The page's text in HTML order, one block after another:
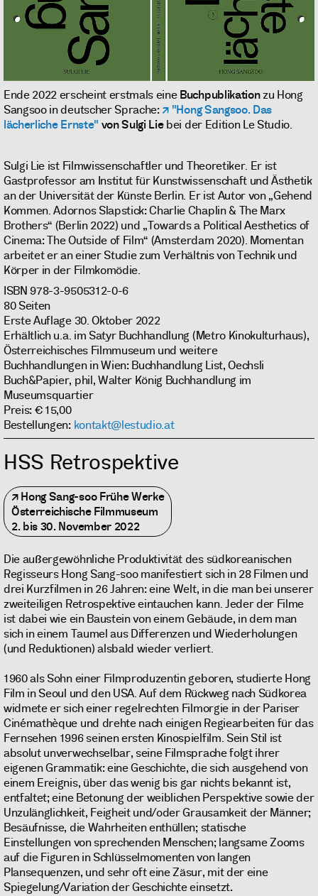
Ende 2022 erscheint erstmals eineBuchpublikationzu Hong
Sangsoo in deutscher Sprache:
"Hong Sangsoo. Das
lächerliche Ernste" von Sulgi Liebei der Edition Le Studio.
Sulgi Lie ist Filmwissenschaftler und Theoretiker. Er ist
Gastprofessor am Institut für Kunstwissenschaft und Ästhetik
an der Universität der Künste Berlin. Er ist Autor von „Gehend
Kommen. Adornos Slapstick: Charlie Chaplin & The Marx
Brothers“ (Berlin 2022) und „Towards a Political Aesthetics of
Cinema: The Outside of Film“ (Amsterdam 2020). Momentan
arbeitet er an einer Studie zum Verhältnis von Technik und
Körper in der Filmkomödie.
ISBN 978-3-9505312-0-6
80 Seiten
Erste Auflage 30. Oktober 2022
Erhältlich u.a. im Satyr Buchhandlung (Metro Kinokulturhaus),
Österreichisches Filmmuseum und weitere
Buchhandlungen in Wien: Buchhandlung List, Oechsli
Buch&Papier, phil, Walter König Buchhandlung im
Museumsquartier
Preis: € 15,00
Bestellungen: kontakt@lestudio.at
HSS Retrospektive
Hong Sang-soo Frühe Werke
Österreichische Filmmuseum
2. bis 30. November 2022
Die außergewöhnliche Produktivität des südkoreanischen
Regisseurs Hong Sang-soo manifestiert sich in 28 Filmen und
drei Kurzfilmen in 26 Jahren: eine Welt, in die man bei unserer
zweiteiligen Retrospektive eintauchen kann. Jeder der Filme
ist dabei wie ein Baustein von einem Gebäude, in dem man
sich in einem Taumel aus Differenzen und Wiederholungen
(und Reduktionen) alsbald wieder verliert.
1960 als Sohn einer Filmproduzentin geboren, studierte Hong
Film in Seoul und den USA. Auf dem Rückweg nach Südkorea
widmete er sich einer regelrechten Filmorgie in der Pariser
Cinémathèque und drehte nach einigen Regiearbeiten für das
Fernsehen 1996 seinen ersten Kinospielfilm. Sein Stil ist
absolut unverwechselbar, seine Filmsprache folgt ihrer
eigenen Grammatik: eine Geschichte, die sich ausgehend von
einem Ereignis, über das wenig bis gar nichts bekannt ist,
entfaltet; eine Betonung der weiblichen Perspektive sowie der
Unzulänglichkeit, Feigheit und/oder Grausamkeit der Männer;
Besäufnisse, die Wahrheiten enthüllen; statische
Einstellungen von sprechenden Menschen; langsame Zooms
auf die Figuren in Schlüsselmomenten von langen
Plansequenzen, und sehr oft eine Zäsur, mit der eine
Spiegelung/Variation der Geschichte einsetzt.